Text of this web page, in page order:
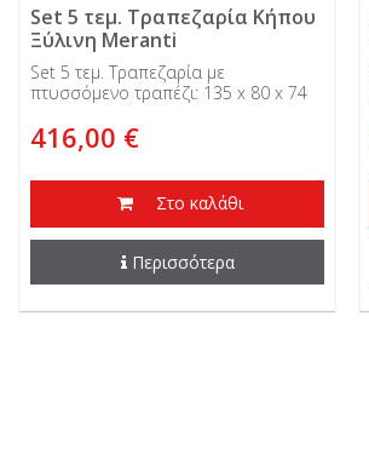
Set 5 τεμ. Τραπεζαρία Κήπου
Ξύλινη Meranti
Set 5 τεμ. Τραπεζαρία με
πτυσσόμενο τραπέζι: 135 x 80 x 74
416,00 €
Στο καλάθι
Περισσότερα